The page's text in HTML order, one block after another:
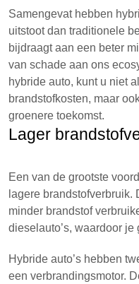
Samengevat hebben
uitstoot dan traditionele
bijdraagt aan een beter
van schade aan ons
hybride auto, kunt u niet
brandstofkosten, maar
groenere toekomst.
Lager
Een van de grootste
lagere brandstofverbruik.
minder brandstof
dieselauto’s, waardoor
Hybride auto’s hebben
een verbrandingsmotor.